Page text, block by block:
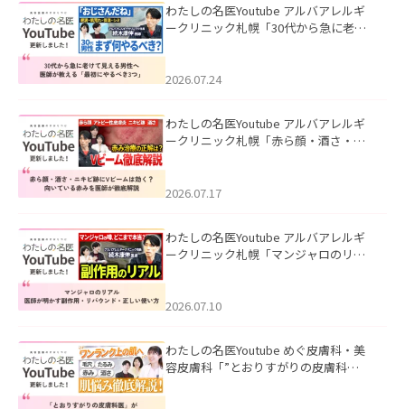
わたしの名医Youtube アルバアレルギ
ークリニック札幌「30代から急に老け
た。
2026.07.24
わたしの名医Youtube アルバアレルギ
ークリニック札幌「赤ら顔・酒さ・ニ
した。
2026.07.17
わたしの名医Youtube アルバアレルギ
ークリニック札幌「マンジャロのリア
た。
2026.07.10
わたしの名医Youtube めぐ皮膚科・美
容皮膚科「”とおりすがりの皮膚科